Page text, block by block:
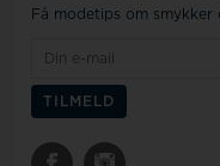
Få modetips om